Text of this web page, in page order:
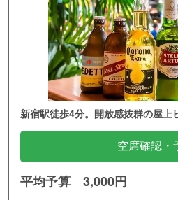
新宿駅徒歩4分。開放感抜群の屋上
空席確認・
平均予算 3,000円